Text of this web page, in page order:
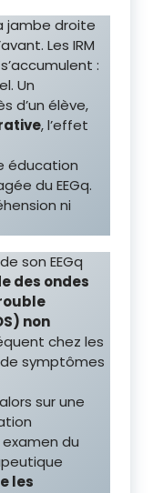
jambe droite
Les IRM
:
Un
d’un élève,
, l’effet
éducation
du EEGq.
ni
son EEGq
des ondes
non
chez les
symptômes
sur une
du
les